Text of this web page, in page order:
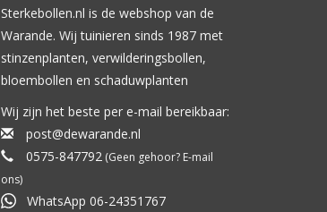
Sterkebollen.nl is de webshop van de
Warande. Wij tuinieren sinds 1987 met
stinzenplanten, verwilderingsbollen,
bloembollen en schaduwplanten
Wij zijn het beste per e-mail bereikbaar:
post@dewarande.nl
0575-847792(Geen gehoor? E-mail
ons)
WhatsApp 06-24351767